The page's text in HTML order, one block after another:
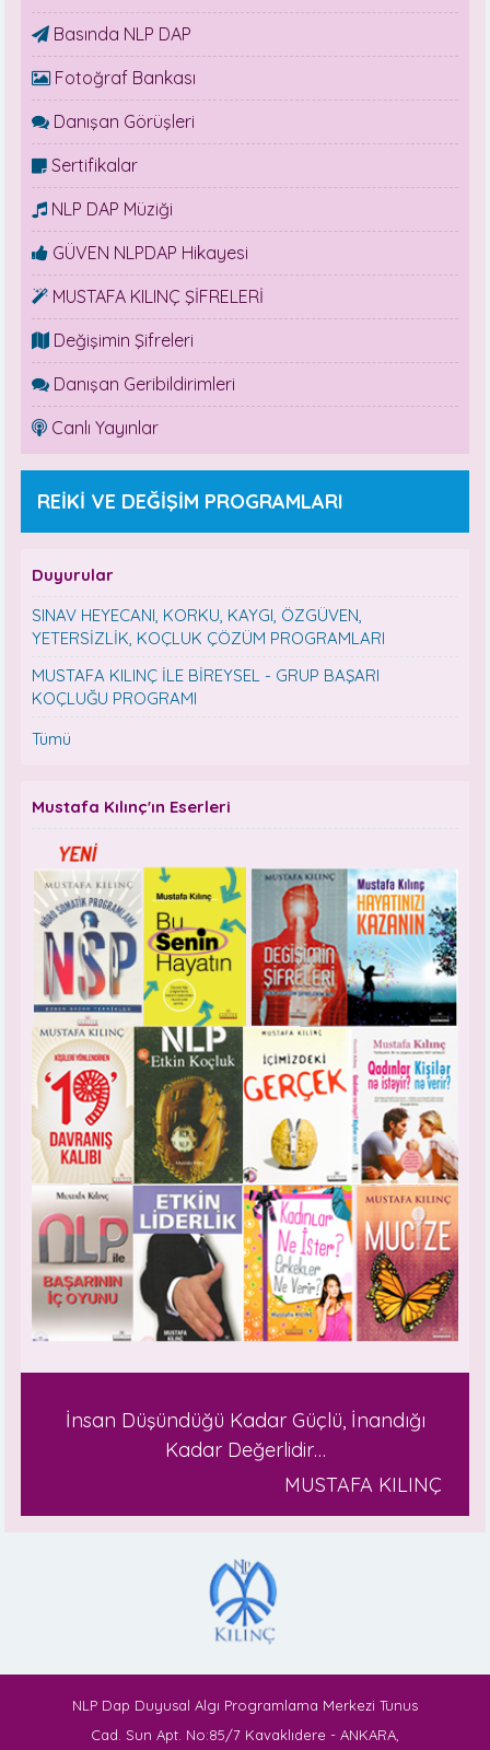
Basında NLP DAP
Fotoğraf Bankası
Danışan Görüşleri
Sertifikalar
NLP DAP Müziği
GÜVEN NLPDAP Hikayesi
MUSTAFA KILINÇ ŞİFRELERİ
Değişimin Şifreleri
Danışan Geribildirimleri
Canlı Yayınlar
REİKİ VE DEĞİŞİM PROGRAMLARI
Duyurular
SINAV HEYECANI, KORKU, KAYGI, ÖZGÜVEN,
YETERSİZLİK, KOÇLUK ÇÖZÜM PROGRAMLARI
MUSTAFA KILINÇ İLE BİREYSEL - GRUP BAŞARI
KOÇLUĞU PROGRAMI
Tümü
Mustafa Kılınç'ın Eserleri
İnsan Düşündüğü Kadar Güçlü, İnandığı
Kadar Değerlidir…
MUSTAFA KILINÇ
NLP Dap Duyusal Algı Programlama Merkezi Tunus
Cad. Sun Apt. No:85/7 Kavaklıdere - ANKARA,